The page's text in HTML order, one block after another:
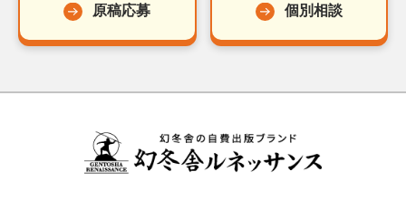
原稿応募 個別相談